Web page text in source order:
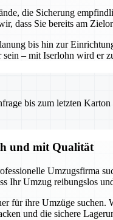
die Sicherung
dass Sie bereits am
bis hin zur
– mit Iserlohn wird er
bis zum letzten
und mit Qualität
Umzugsfirma
Ihr Umzug reibungslos
für ihre Umzüge
und die sichere